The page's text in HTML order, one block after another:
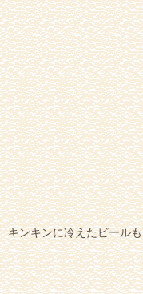
キンキンに冷えたビールも